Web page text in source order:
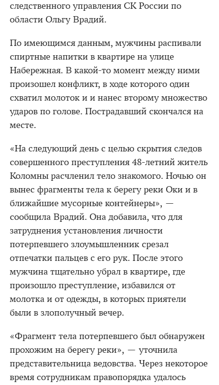
следственного управления СК России по
области Ольгу Врадий.
По имеющимся данным, мужчины распивали
спиртные напитки в квартире на улице
Набережная. В какой-то момент между ними
произошел конфликт, в ходе которого один
схватил молоток и и нанес второму множество
ударов по голове. Пострадавший скончался на
месте.
«На следующий день с целью скрытия следов
совершенного преступления 48-летний житель
Коломны расчленил тело знакомого. Ночью он
вынес фрагменты тела к берегу реки Оки и в
ближайшие мусорные контейнеры», —
сообщила Врадий. Она добавила, что для
затруднения установления личности
потерпевшего злоумышленник срезал
отпечатки пальцев с его рук. После этого
мужчина тщательно убрал в квартире, где
произошло преступление, избавился от
молотка и от одежды, в которых приятели
были в злополучный вечер.
«Фрагмент тела потерпевшего был обнаружен
прохожим на берегу реки», — уточнила
представительница ведовства. Через некоторое
время сотрудникам правопорядка удалось